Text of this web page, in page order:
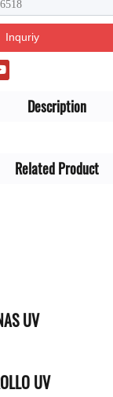
Inquriy
Description
Related Product
UV
UV